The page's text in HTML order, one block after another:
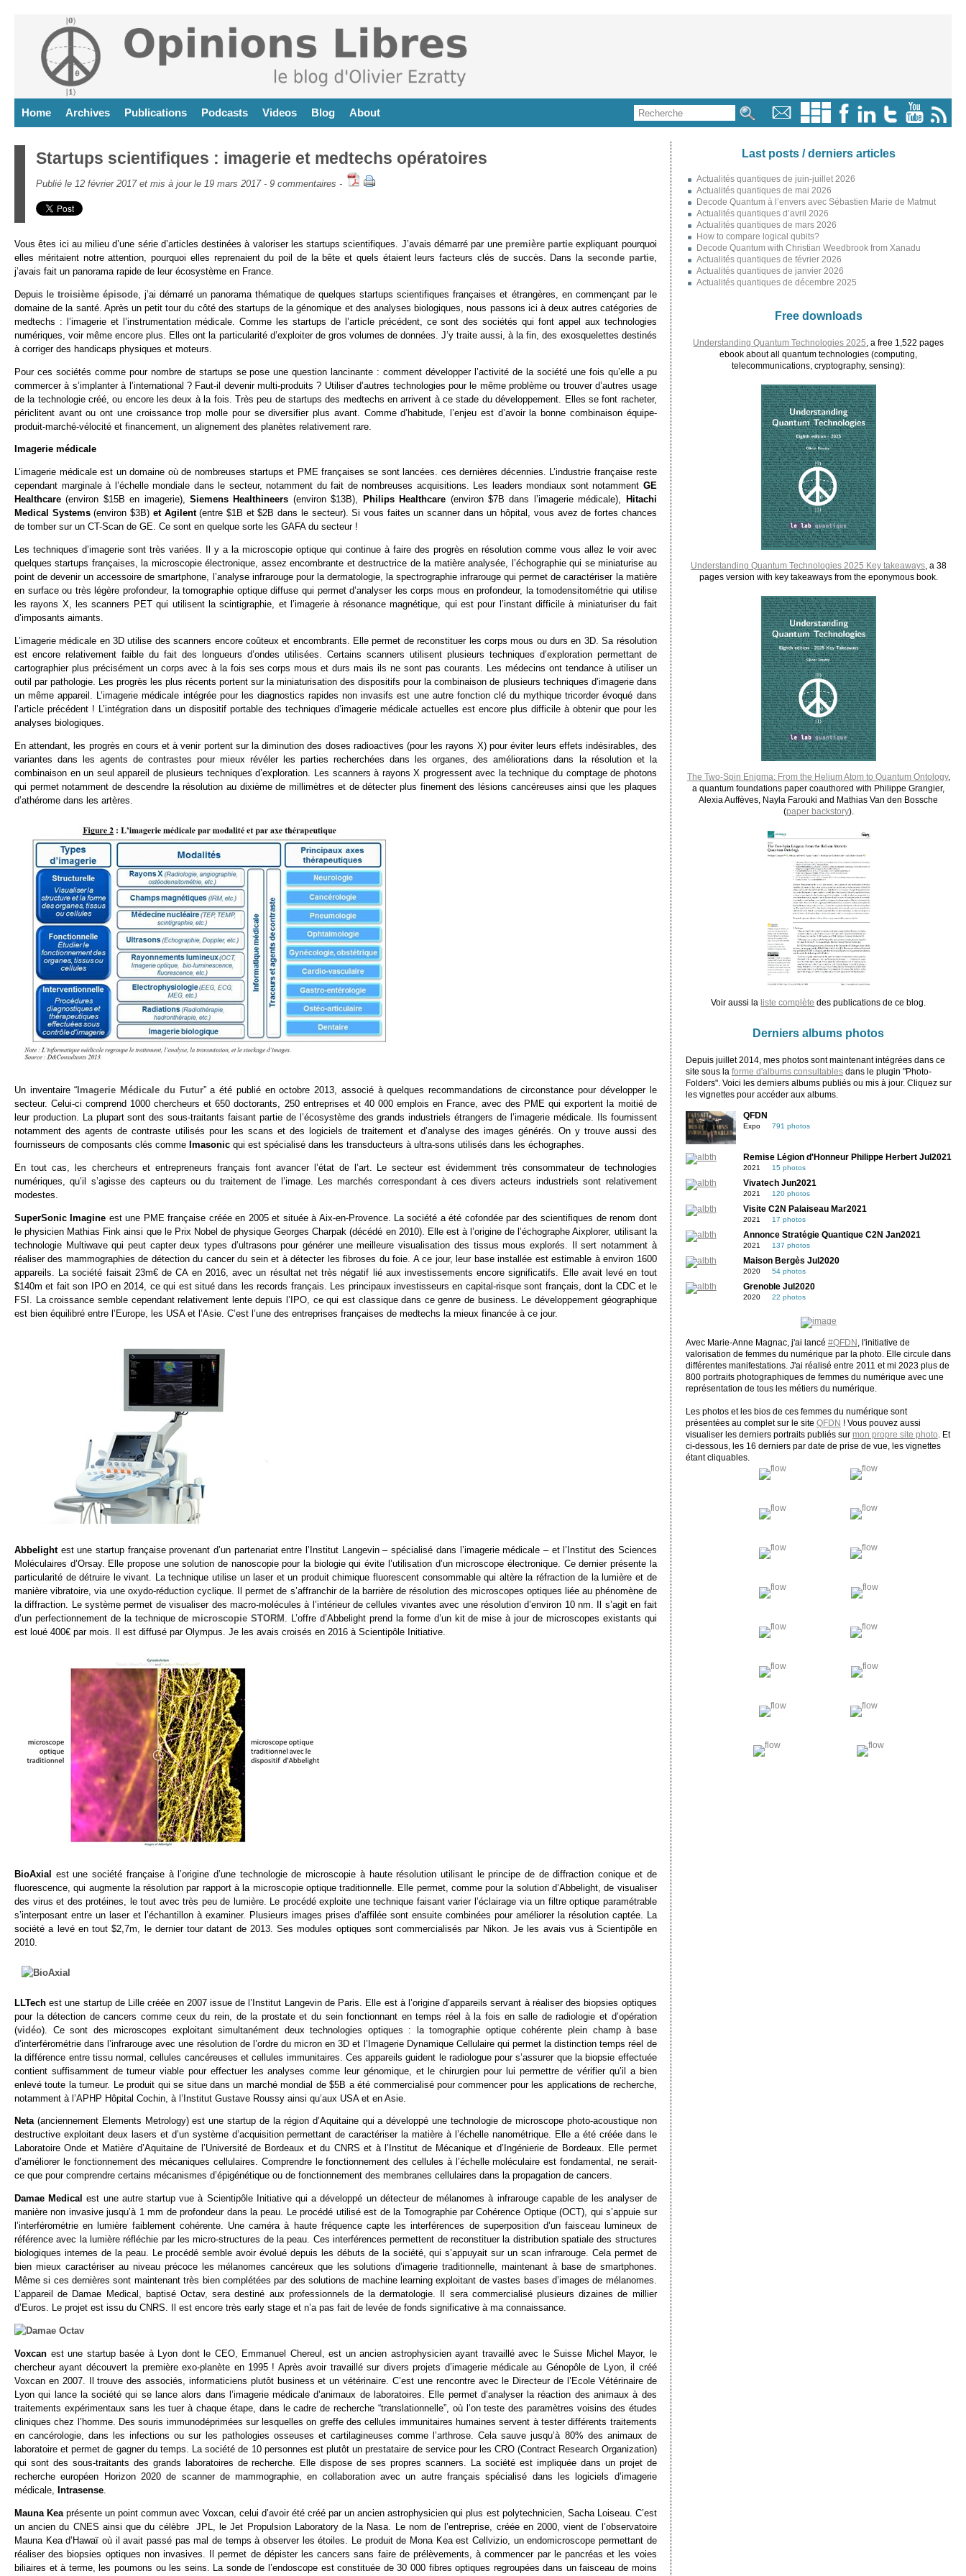
Home Archives Publications Podcasts Videos Blog About
Startups scientifiques : imagerie et medtechs opératoires
Publié le 12 février 2017 et mis à jour le 19 mars 2017 - 9 commentaires -
Vous êtes ici au milieu d’une série d’articles destinées à valoriser les startups scientifiques. J’avais démarré par une première partie expliquant pourquoi
elles méritaient notre attention, pourquoi elles reprenaient du poil de la bête et quels étaient leurs facteurs clés de succès. Dans la seconde partie,
j’avais fait un panorama rapide de leur écosystème en France.
Depuis letroisième épisode , j’ai démarré un panorama thématique de quelques startups scientifiques françaises et étrangères, en commençant par le
domaine de la santé. Après un petit tour du côté des startups de la génomique et des analyses biologiques, nous passons ici à deux autres catégories de
medtechs : l’imagerie et l’instrumentation médicale. Comme les startups de l’article précédent, ce sont des sociétés qui font appel aux technologies
numériques, voir même encore plus. Elles ont la particularité d’exploiter de gros volumes de données. J’y traite aussi, à la fin, des exosquelettes destinés
à corriger des handicaps physiques et moteurs.
Pour ces sociétés comme pour nombre de startups se pose une question lancinante : comment développer l’activité de la société une fois qu’elle a pu
commercer à s’implanter à l’international ? Faut-il devenir multi-produits ? Utiliser d’autres technologies pour le même problème ou trouver d’autres usage
de la technologie créé, ou encore les deux à la fois. Très peu de startups des medtechs en arrivent à ce stade du développement. Elles se font racheter,
périclitent avant ou ont une croissance trop molle pour se diversifier plus avant. Comme d’habitude, l’enjeu est d’avoir la bonne combinaison équipe-
produit-marché-vélocité et financement, un alignement des planètes relativement rare.
Imagerie médicale
L’imagerie médicale est un domaine où de nombreuses startups et PME françaises se sont lancées. ces dernières décennies. L’industrie française reste
cependant marginale à l’échelle mondiale dans le secteur, notamment du fait de nombreuses acquisitions. Les leaders mondiaux sont notamment GE
Healthcare(environ $15B en imagerie),Siemens Healthineers (environ $13B), Philips Healthcare (environ $7B dans l’imagerie médicale),
Hitachi
Medical Systems(environ $3B) et Agilent (entre $1B et $2B dans le secteur). Si vous faites un scanner dans un hôpital, vous avez de fortes chances
de tomber sur un CT-Scan de GE. Ce sont en quelque sorte les GAFA du secteur !
Les techniques d’imagerie sont très variées. Il y a la microscopie optique qui continue à faire des progrès en résolution comme vous allez le voir avec
quelques startups françaises, la microscopie électronique, assez encombrante et destructrice de la matière analysée, l’échographie qui se miniaturise au
point de devenir un accessoire de smartphone, l’analyse infrarouge pour la dermatologie, la spectrographie infrarouge qui permet de caractériser la matière
en surface ou très légère profondeur, la tomographie optique diffuse qui permet d’analyser les corps mous en profondeur, la tomodensitométrie qui utilise
les rayons X, les scanners PET qui utilisent la scintigraphie, et l’imagerie à résonance magnétique, qui est pour l’instant difficile à miniaturiser du fait
d’imposants aimants.
L’imagerie médicale en 3D utilise des scanners encore coûteux et encombrants. Elle permet de reconstituer les corps mous ou durs en 3D. Sa résolution
est encore relativement faible du fait des longueurs d’ondes utilisées. Certains scanners utilisent plusieurs techniques d’exploration permettant de
cartographier plus précisément un corps avec à la fois ses corps mous et durs mais ils ne sont pas courants. Les médecins ont tendance à utiliser un
outil par pathologie. Les progrès les plus récents portent sur la miniaturisation des dispositifs pour la combinaison de plusieurs techniques d’imagerie dans
un même appareil. L’imagerie médicale intégrée pour les diagnostics rapides non invasifs est une autre fonction clé du mythique tricorder évoqué dans
l’article précédent ! L’intégration dans un dispositif portable des techniques d’imagerie médicale actuelles est encore plus difficile à obtenir que pour les
analyses biologiques.
En attendant, les progrès en cours et à venir portent sur la diminution des doses radioactives (pour les rayons X) pour éviter leurs effets indésirables, des
variantes dans les agents de contrastes pour mieux révéler les parties recherchées dans les organes, des améliorations dans la résolution et la
combinaison en un seul appareil de plusieurs techniques d’exploration. Les scanners à rayons X progressent avec la technique du comptage de photons
qui permet notamment de descendre la résolution au dixième de millimètres et de détecter plus finement des lésions cancéreuses ainsi que les plaques
d’athérome dans les artères.
Un inventaire “ Imagerie Médicale du Futur” a été publié en octobre 2013, associé à quelques recommandations de circonstance pour développer le
secteur. Celui-ci comprend 1000 chercheurs et 650 doctorants, 250 entreprises et 40 000 emplois en France, avec des PME qui exportent la moitié de
leur production. La plupart sont des sous-traitants faisant partie de l’écosystème des grands industriels étrangers de l’imagerie médicale. Ils fournissent
notamment des agents de contraste utilisés pour les scans et des logiciels de traitement et d’analyse des images générés. On y trouve aussi des
fournisseurs de composants clés comme Imasonic qui est spécialisé dans les transducteurs à ultra-sons utilisés dans les échographes.
En tout cas, les chercheurs et entrepreneurs français font avancer l’état de l’art. Le secteur est évidemment très consommateur de technologies
numériques, qu’il s’agisse des capteurs ou du traitement de l’image. Les marchés correspondant à ces divers acteurs industriels sont relativement
modestes.
SuperSonic Imagine est une PME française créée en 2005 et située à Aix-en-Provence. La société a été cofondée par des scientifiques de renom dont
le physicien Mathias Fink ainsi que le Prix Nobel de physique Georges Charpak (décédé en 2010). Elle est à l’origine de l’échographe Aixplorer, utilisant la
technologie Multiwave qui peut capter deux types d’ultrasons pour générer une meilleure visualisation des tissus mous explorés. Il sert notamment à
réaliser des mammographies de détection du cancer du sein et à détecter les fibroses du foie. A ce jour, leur base installée est estimable à environ 1600
appareils. La société faisait 23m€ de CA en 2016, avec un résultat net très négatif lié aux investissements encore significatifs. Elle avait levé en tout
$140m et fait son IPO en 2014, ce qui est situé dans les records français. Les principaux investisseurs en capital-risque sont français, dont la CDC et le
FSI. La croissance semble cependant relativement lente depuis l’IPO, ce qui est classique dans ce genre de business. Le développement géographique
est bien équilibré entre l’Europe, les USA et l’Asie. C’est l’une des entreprises françaises de medtechs la mieux financée à ce jour.
Abbelightest une startup française provenant d’un partenariat entre l’Institut Langevin – spécialisé dans l’imagerie médicale – et l’Institut des Sciences
Moléculaires d’Orsay. Elle propose une solution de nanoscopie pour la biologie qui évite l’utilisation d’un microscope électronique. Ce dernier présente la
particularité de détruire le vivant. La technique utilise un laser et un produit chimique fluorescent consommable qui altère la réfraction de la lumière et de
manière vibratoire, via une oxydo-réduction cyclique. Il permet de s’affranchir de la barrière de résolution des microscopes optiques liée au phénomène de
la diffraction. Le système permet de visualiser des macro-molécules à l’intérieur de cellules vivantes avec une résolution d’environ 10 nm. Il s’agit en fait
d’un perfectionnement de la technique de microscopie STORM . L’offre d’Abbelight prend la forme d’un kit de mise à jour de microscopes existants qui
est loué 400€ par mois. Il est diffusé par Olympus. Je les avais croisés en 2016 à Scientipôle Initiative.
BioAxial
est une société française à l’origine d’une technologie de microscopie à haute résolution utilisant le principe de de diffraction conique et de
fluorescence, qui augmente la résolution par rapport à la microscopie optique traditionnelle. Elle permet, comme pour la solution d’Abbelight, de visualiser
des virus et des protéines, le tout avec très peu de lumière. Le procédé exploite une technique faisant varier l’éclairage via un filtre optique paramétrable
s’interposant entre un laser et l’échantillon à examiner. Plusieurs images prises d’affilée sont ensuite combinées pour améliorer la résolution captée. La
société a levé en tout $2,7m, le dernier tour datant de 2013. Ses modules optiques sont commercialisés par Nikon. Je les avais vus à Scientipôle en
2010.
LLTech est une startup de Lille créée en 2007 issue de l’Institut Langevin de Paris. Elle est à l’origine d’appareils servant à réaliser des biopsies optiques
pour la détection de cancers comme ceux du rein, de la prostate et du sein fonctionnant en temps réel à la fois en salle de radiologie et d’opération
(vidéo). Ce sont des microscopes exploitant simultanément deux technologies optiques : la tomographie optique cohérente plein champ à base
d’interférométrie dans l’infrarouge avec une résolution de l’ordre du micron en 3D et l’Imagerie Dynamique Cellulaire qui permet la distinction temps réel de
la différence entre tissu normal, cellules cancéreuses et cellules immunitaires. Ces appareils guident le radiologue pour s’assurer que la biopsie effectuée
contient suffisamment de tumeur viable pour effectuer les analyses comme leur génomique, et le chirurgien pour lui permettre de vérifier qu’il a bien
enlevé toute la tumeur. Le produit qui se situe dans un marché mondial de $5B a été commercialisé pour commencer pour les applications de recherche,
notamment à l’APHP Hôpital Cochin, à l’Institut Gustave Roussy ainsi qu’aux USA et en Asie.
Neta (anciennement Elements Metrology) est une startup de la région d’Aquitaine qui a développé une technologie de microscope photo-acoustique non
destructive exploitant deux lasers et d’un système d’acquisition permettant de caractériser la matière à l’échelle nanométrique. Elle a été créée dans le
Laboratoire Onde et Matière d’Aquitaine de l’Université de Bordeaux et du CNRS et à l’Institut de Mécanique et d’Ingénierie de Bordeaux. Elle permet
d’améliorer le fonctionnement des mécaniques cellulaires. Comprendre le fonctionnement des cellules à l’échelle moléculaire est fondamental, ne serait-
ce que pour comprendre certains mécanismes d’épigénétique ou de fonctionnement des membranes cellulaires dans la propagation de cancers.
Damae Medicalest une autre startup vue à Scientipôle Initiative qui a développé un détecteur de mélanomes à infrarouge capable de les analyser de
manière non invasive jusqu’à 1 mm de profondeur dans la peau. Le procédé utilisé est de la Tomographie par Cohérence Optique (OCT), qui s’appuie sur
l’interférométrie en lumière faiblement cohérente. Une caméra à haute fréquence capte les interférences de superposition d’un faisceau lumineux de
référence avec la lumière réfléchie par les micro-structures de la peau. Ces interférences permettent de reconstituer la distribution spatiale des structures
biologiques internes de la peau. Le procédé semble avoir évolué depuis les débuts de la société, qui s’appuyait sur un scan infrarouge. Cela permet de
bien mieux caractériser au niveau précoce les mélanomes cancéreux que les solutions d’imagerie traditionnelle, maintenant à base de smartphones.
Même si ces dernières sont maintenant très bien complétées par des solutions de machine learning exploitant de vastes bases d’images de mélanomes.
L’appareil de Damae Medical, baptisé Octav, sera destiné aux professionnels de la dermatologie. Il sera commercialisé plusieurs dizaines de millier
d’Euros. Le projet est issu du CNRS. Il est encore très early stage et n’a pas fait de levée de fonds significative à ma connaissance.
Voxcan est une startup basée à Lyon dont le CEO, Emmanuel Chereul, est un ancien astrophysicien ayant travaillé avec le Suisse Michel Mayor, le
chercheur ayant découvert la première exo-planète en 1995 ! Après avoir travaillé sur divers projets d’imagerie médicale au Génopôle de Lyon, il créé
Voxcan en 2007. Il trouve des associés, informaticiens plutôt business et un vétérinaire. C’est une rencontre avec le Directeur de l’Ecole Vétérinaire de
Lyon qui lance la société qui se lance alors dans l’imagerie médicale d’animaux de laboratoires. Elle permet d’analyser la réaction des animaux à des
traitements expérimentaux sans les tuer à chaque étape, dans le cadre de recherche “translationnelle”, où l’on teste des paramètres voisins des études
cliniques chez l’homme. Des souris immunodéprimées sur lesquelles on greffe des cellules immunitaires humaines servent à tester différents traitements
en cancérologie, dans les infections ou sur les pathologies osseuses et cartilagineuses comme l’arthrose. Cela sauve jusqu’à 80% des animaux de
laboratoire et permet de gagner du temps. La société de 10 personnes est plutôt un prestataire de service pour les CRO (Contract Research Organization)
qui sont des sous-traitants des grands laboratoires de recherche. Elle dispose de ses propres scanners. La société est impliquée dans un projet de
recherche européen Horizon 2020 de scanner de mammographie, en collaboration avec un autre français spécialisé dans les logiciels d’imagerie
médicale, Intrasense
Mauna Keaprésente un point commun avec Voxcan, celui d’avoir été créé par un ancien astrophysicien qui plus est polytechnicien, Sacha Loiseau. C’est
un ancien du CNES ainsi que du célèbre JPL, le Jet Propulsion Laboratory de la Nasa. Le nom de l’entreprise, créée en 2000, vient de l’observatoire
Mauna Kea d’Hawaï où il avait passé pas mal de temps à observer les étoiles. Le produit de Mona Kea est Cellvizio, un endomicroscope permettant de
réaliser des biopsies optiques non invasives. Il permet de dépister les cancers sans faire de prélèvements, à commencer par le pancréas et les voies
biliaires et à terme, les poumons ou les seins. La sonde de l’endoscope est constituée de 30 000 fibres optiques regroupées dans un faisceau de moins
Last posts / derniers articles
Actualités quantiques de juin-juillet 2026
Actualités quantiques de mai 2026
Decode Quantum à l’envers avec Sébastien Marie de Matmut
Actualités quantiques d’avril 2026
Actualités quantiques de mars 2026
How to compare logical qubits?
Decode Quantum with Christian Weedbrook from Xanadu
Actualités quantiques de février 2026
Actualités quantiques de janvier 2026
Actualités quantiques de décembre 2025
Free downloads
Understanding Quantum Technologies 2025 , a free 1,522 pages
ebook about all quantum technologies (computing,
telecommunications, cryptography, sensing):
Understanding Quantum Technologies 2025 Key takeaways, a 38
pages version with key takeaways from the eponymous book.
The Two-Spin Enigma: From the Helium Atom to Quantum Ontology,
a quantum foundations paper coauthored with Philippe Grangier,
Alexia Auffèves, Nayla Farouki and Mathias Van den Bossche
(paper backstory).
Voir aussi la liste complète des publications de ce blog.
Derniers albums photos
Depuis juillet 2014, mes photos sont maintenant intégrées dans ce
site sous la forme d'albums consultablesdans le plugin "Photo-
Folders". Voici les derniers albums publiés ou mis à jour. Cliquez sur
les vignettes pour accéder aux albums.
QFDN
Expo 791 photos
Remise Légion d'Honneur Philippe Herbert Jul2021
2021 15 photos
Vivatech Jun2021
2021 120 photos
Visite C2N Palaiseau Mar2021
2021 17 photos
Annonce Stratégie Quantique C2N Jan2021
2021 137 photos
Maison Bergès Jul2020
2020 54 photos
Grenoble Jul2020
2020 22 photos
Avec Marie-Anne Magnac, j'ai lancé #QFDN
, l'initiative de
valorisation de femmes du numérique par la photo. Elle circule dans
différentes manifestations. J'ai réalisé entre 2011 et mi 2023 plus de
800 portraits photographiques de femmes du numérique avec une
représentation de tous les métiers du numérique.
Les photos et les bios de ces femmes du numérique sont
présentées au complet sur le site QFDN ! Vous pouvez aussi
visualiser les derniers portraits publiés sur mon propre site photo . Et
ci-dessous, les 16 derniers par date de prise de vue, les vignettes
étant cliquables.